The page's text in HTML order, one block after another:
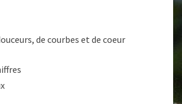
de courbes et de coeur